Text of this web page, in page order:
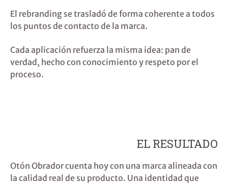
El rebranding se trasladó de forma coherente a todos
los puntos de contacto de la marca.
Cada aplicación refuerza la misma idea: pan de
verdad, hecho con conocimiento y respeto por el
proceso.
EL RESULTADO
Otón Obrador cuenta hoy con una marca alineada con
la calidad real de su producto. Una identidad que